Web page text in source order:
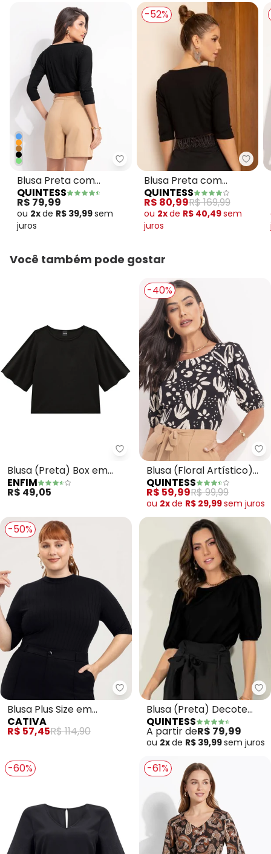
Quintess - Blusa Preta com
Blusa Preta com
Mangas 3/4
QUINTESS
R$ 79,99
ou 2xde R$ 39,99sem
juros
-52%
Blusa Preta com
Aviamento de Franjas
QUINTESS
R$ 80,99R$ 169,99
ou 2xde R$ 40,49sem
juros
Você também pode gostar
Enfim - Blusa (Preta) Box em
Blusa (Preta) Box em
Viscose
ENFIM
R$ 49,05
-40%
Blusa (Floral Artístico)
em Malha de Viscose
QUINTESS
R$ 59,99R$ 99,99
ou 2xde R$ 29,99sem juros
-50%
Cativa - Blusa Plus Size em
Blusa Plus Size em
Canelado (Preto)
CATIVA
R$ 57,45R$ 114,90
Blusa (Preta) Decote
Canoa com Mangas
Bufantes
QUINTESS
A partir deR$ 79,99
ou 2xde R$ 39,99sem juros
-60% -61%